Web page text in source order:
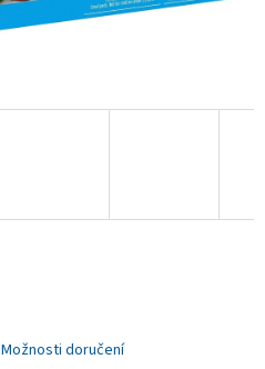
Možnosti doručení